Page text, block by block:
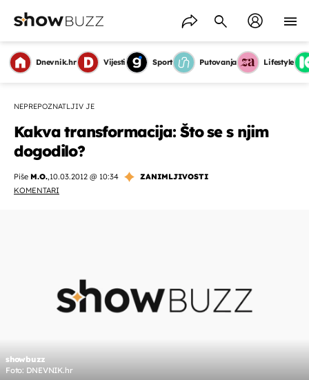
Dnevnik.hr Vijesti Sport Putovanja Lifestyle
NEPREPOZNATLJIV JE
Kakva transformacija: Što se s njim
dogodilo?
Piše M.O.,10.03.2012 @ 10:34
ZANIMLJIVOSTI
KOMENTARI
showbuzz
Foto: DNEVNIK.hr